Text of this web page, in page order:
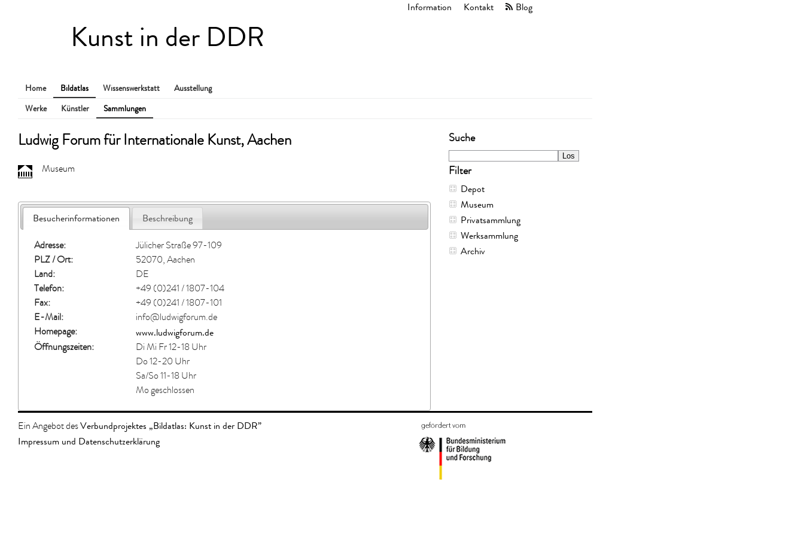
Information Kontakt Blog
Kunst in der DDR
Home Bildatlas Wissenswerkstatt
Ausstellung
Werke
Künstler Sammlungen
Suche
Filter
Depot
Museum
Privatsammlung
Werksammlung
Archiv
Ludwig Forum für Internationale Kunst, Aachen
Museum
Besucherinformationen Beschreibung
Adresse:
Jülicher Straße 97-109
PLZ / Ort:
52070, Aachen
Land:
DE
Telefon:
+49 (0)241 / 1807-104
Fax:
+49 (0)241 / 1807-101
E-Mail:
info@ludwigforum.de
Homepage:
www.ludwigforum.de
Öffnungszeiten:
Di Mi Fr 12-18 Uhr
Do 12-20 Uhr
Sa/So 11-18 Uhr
Mo geschlossen
Ein Angebot desVerbundprojektes „Bildatlas: Kunst in der DDR”
Impressum und Datenschutzerklärung